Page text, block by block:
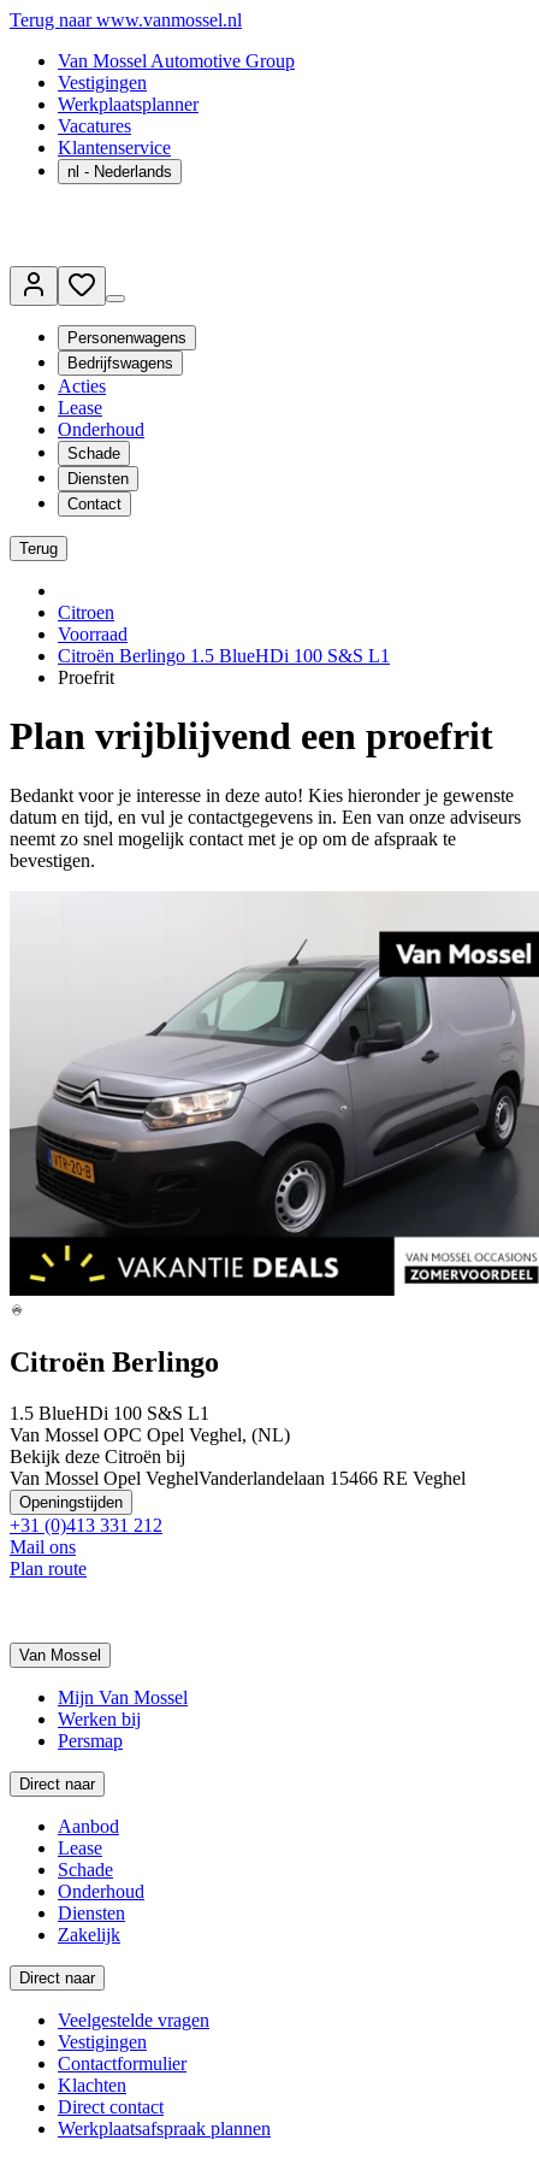
Terug naar www.vanmossel.nl
Van Mossel Automotive Group
Vestigingen
Werkplaatsplanner
Vacatures
Klantenservice
nl - Nederlands
Personenwagens
Bedrijfswagens
Acties
Lease
Onderhoud
Schade
Diensten
Contact
Terug
Citroen
Voorraad
Citroën Berlingo 1.5 BlueHDi 100 S&S L1
Proefrit
Plan vrijblijvend een proefrit
Bedankt voor je interesse in deze auto! Kies hieronder je gewenste
datum en tijd, en vul je contactgegevens in. Een van onze adviseurs
neemt zo snel mogelijk contact met je op om de afspraak te
bevestigen.
Citroën Berlingo
1.5 BlueHDi 100 S&S L1
Van Mossel OPC Opel Veghel, (NL)
Bekijk deze Citroën bij
Van Mossel Opel VeghelVanderlandelaan 1 5466 RE Veghel
Openingstijden
+31 (0)413 331 212
Mail ons
Plan route
Van Mossel
Mijn Van Mossel
Werken bij
Persmap
Direct naar
Aanbod
Lease
Schade
Onderhoud
Diensten
Zakelijk
Direct naar
Veelgestelde vragen
Vestigingen
Contactformulier
Klachten
Direct contact
Werkplaatsafspraak plannen